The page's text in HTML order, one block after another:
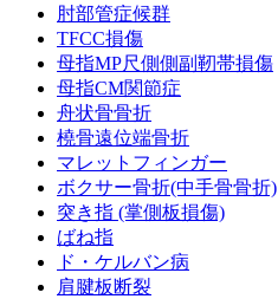
肘部管症候群
TFCC損傷
母指MP尺側側副靭帯損傷
母指CM関節症
舟状骨骨折
橈骨遠位端骨折
マレットフィンガー
ボクサー骨折(中手骨骨折)
突き指 (掌側板損傷)
ばね指
ド・ケルバン病
肩腱板断裂